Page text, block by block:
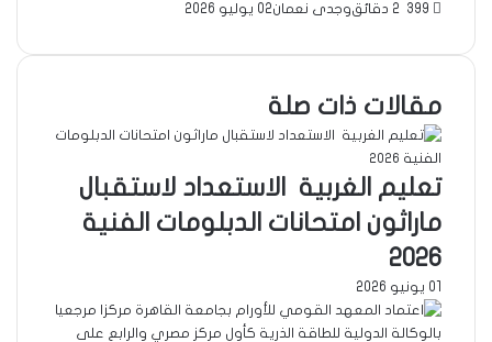
وجدى نعمان02 يوليو 2026
مقالات ذات صلة
تعليم الغربية الاستعداد لاستقبال
ماراثون امتحانات الدبلومات الفنية
٢٠٢٦
01 يونيو 2026